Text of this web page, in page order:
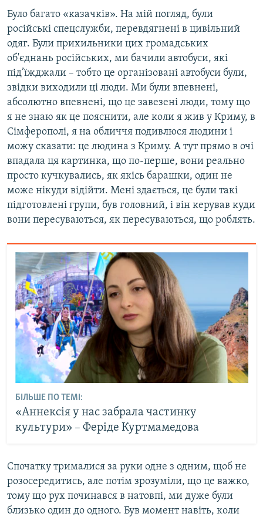
Було багато «казачків». На мій погляд, були
російські спецслужби, перевдягнені в цивільний
одяг. Були прихильники цих громадських
об'єднань російських, ми бачили автобуси, які
під’їжджали – тобто це організовані автобуси були,
звідки виходили ці люди. Ми були впевнені,
абсолютно впевнені, що це завезені люди, тому що
я не знаю як це пояснити, але коли я жив у Криму, в
Сімферополі, я на обличчя подивлюся людини і
можу сказати: це людина з Криму. А тут прямо в очі
впадала ця картинка, що по-перше, вони реально
просто кучкувались, як якісь барашки, один не
може нікуди відійти. Мені здається, це були такі
підготовлені групи, був головний, і він керував куди
вони пересуваються, як пересуваються, що роблять.
БІЛЬШЕ ПО ТЕМІ:
«Аннексія у нас забрала частинку
культури» – Феріде Куртмамедова
Спочатку трималися за руки одне з одним, щоб не
розосередитись, але потім зрозуміли, що це важко,
тому що рух починався в натовпі, ми дуже були
близько один до одного. Був момент навіть, коли